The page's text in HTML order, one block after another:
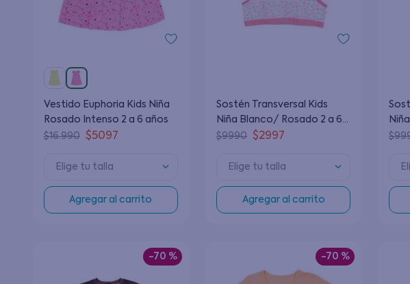
Vestido Euphoria Kids Niña
Rosado Intenso 2 a 6 años
$16.990 $5097
Elige tu talla
Agregar al carrito
Sostén Transversal Kids
Niña Blanco/ Rosado 2 a 6
años
$9990 $2997
Elige tu talla
Agregar al carrito
$
-70 % -70 %